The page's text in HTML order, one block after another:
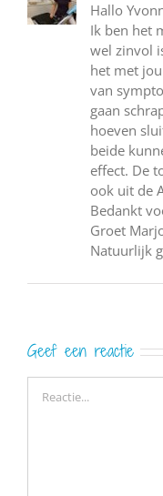
Hallo
Ik ben het
wel zinvol
het met
van
gaan
hoeven
beide
effect. De
ook uit de
Bedankt
Groet
Natuurlijk
Geef een reactie